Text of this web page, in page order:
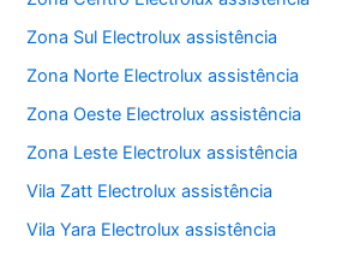
Zona Sul Electrolux assistência
Zona Norte Electrolux assistência
Zona Oeste Electrolux assistência
Zona Leste Electrolux assistência
Vila Zatt Electrolux assistência
Vila Yara Electrolux assistência